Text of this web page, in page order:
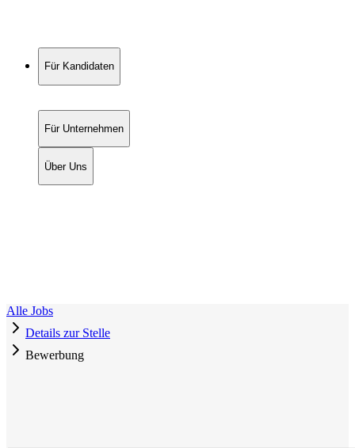
Für Kandidaten
Für Unternehmen
Über Uns
Alle Jobs
Details zur Stelle
Bewerbung